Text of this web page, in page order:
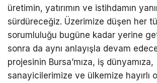
üretimin, yatırımın ve istihdamın
sürdüreceğiz. Üzerimize düşen her
sorumluluğu bugüne kadar yerine
sonra da aynı anlayışla devam
projesinin Bursa’mıza, iş dünyamıza,
sanayicilerimize ve ülkemize hayırlı